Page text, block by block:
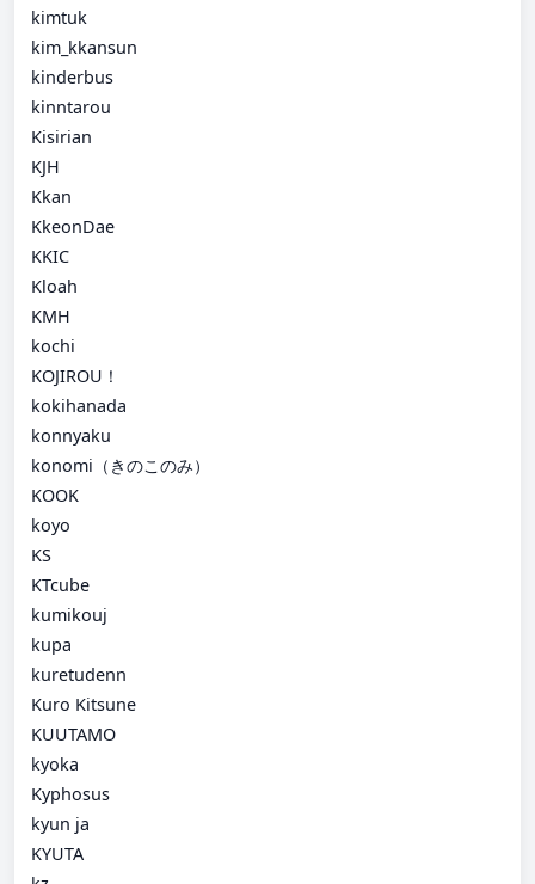
kimtuk
kim_kkansun
kinderbus
kinntarou
Kisirian
KJH
Kkan
KkeonDae
KKIC
Kloah
KMH
kochi
KOJIROU！
kokihanada
konnyaku
konomi（きのこのみ）
KOOK
koyo
KS
KTcube
kumikouj
kupa
kuretudenn
Kuro Kitsune
KUUTAMO
kyoka
Kyphosus
kyun ja
KYUTA